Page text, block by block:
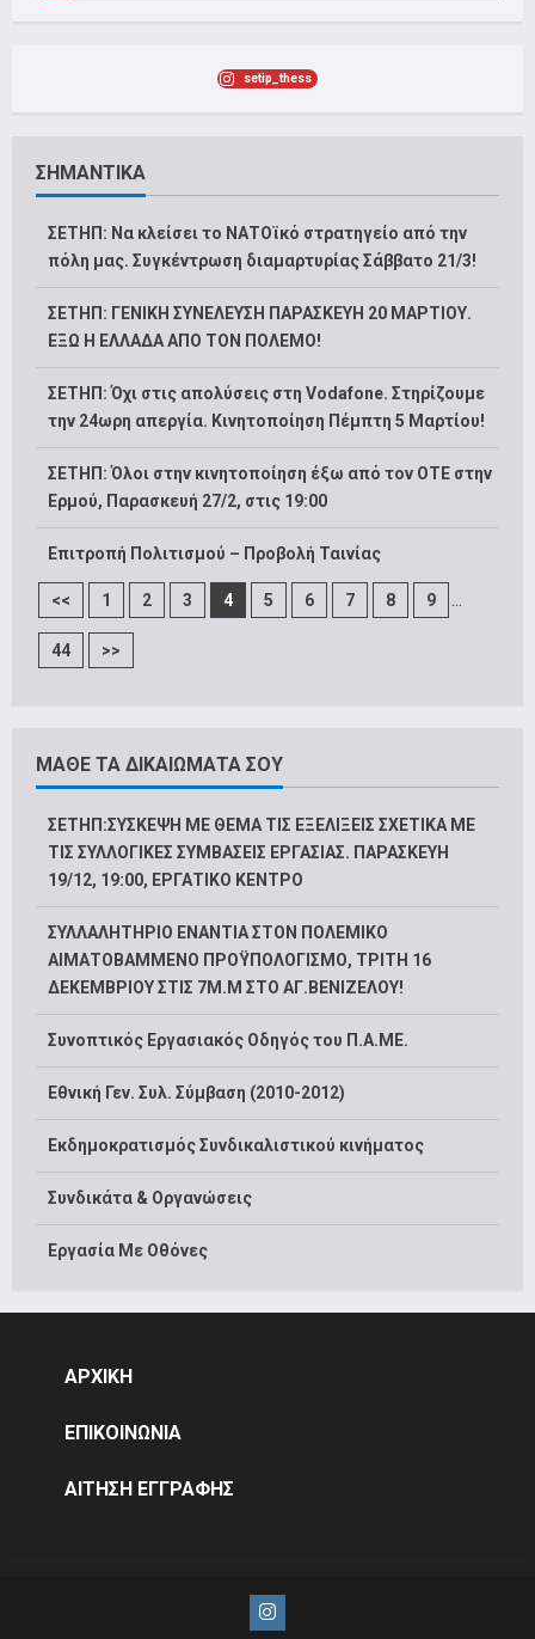
setip_thess
ΣΗΜΑΝΤΙΚΑ
ΣΕΤΗΠ: Να κλείσει το ΝΑΤΟϊκό στρατηγείο από την
πόλη μας. Συγκέντρωση διαμαρτυρίας Σάββατο 21/3!
ΣΕΤΗΠ: ΓΕΝΙΚΗ ΣΥΝΕΛΕΥΣΗ ΠΑΡΑΣΚΕΥΗ 20 ΜΑΡΤΙΟΥ.
ΕΞΩ Η ΕΛΛΑΔΑ ΑΠΟ ΤΟΝ ΠΟΛΕΜΟ!
ΣΕΤΗΠ: Όχι στις απολύσεις στη Vodafone. Στηρίζουμε
την 24ωρη απεργία. Κινητοποίηση Πέμπτη 5 Μαρτίου!
ΣΕΤΗΠ: Όλοι στην κινητοποίηση έξω από τον ΟΤΕ στην
Ερμού, Παρασκευή 27/2, στις 19:00
Επιτροπή Πολιτισμού – Προβολή Ταινίας
<< 1 2 3 4 5 6 7 8 9 ...
44 >>
ΜΑΘΕ ΤΑ ΔΙΚΑΙΩΜΑΤΑ ΣΟΥ
ΣΕΤΗΠ:ΣΥΣΚΕΨΗ ΜΕ ΘΕΜΑ ΤΙΣ ΕΞΕΛΙΞΕΙΣ ΣΧΕΤΙΚΑ ΜΕ
ΤΙΣ ΣΥΛΛΟΓΙΚΕΣ ΣΥΜΒΑΣΕΙΣ ΕΡΓΑΣΙΑΣ. ΠΑΡΑΣΚΕΥΗ
19/12, 19:00, ΕΡΓΑΤΙΚΟ ΚΕΝΤΡΟ
ΣΥΛΛΑΛΗΤΗΡΙΟ ΕΝΑΝΤΙΑ ΣΤΟΝ ΠΟΛΕΜΙΚΟ
ΑΙΜΑΤΟΒΑΜΜΕΝΟ ΠΡΟΫΠΟΛΟΓΙΣΜΟ, ΤΡΙΤΗ 16
ΔΕΚΕΜΒΡΙΟΥ ΣΤΙΣ 7Μ.Μ ΣΤΟ ΑΓ.ΒΕΝΙΖΕΛΟΥ!
Συνοπτικός Εργασιακός Οδηγός του Π.Α.ΜΕ.
Εθνική Γεν. Συλ. Σύμβαση (2010-2012)
Εκδημοκρατισμός Συνδικαλιστικού κινήματος
Συνδικάτα & Οργανώσεις
Εργασία Με Οθόνες
ΑΡΧΙΚΗ
ΕΠΙΚΟΙΝΩΝΙΑ
ΑΙΤΗΣΗ ΕΓΓΡΑΦΗΣ
Instagram